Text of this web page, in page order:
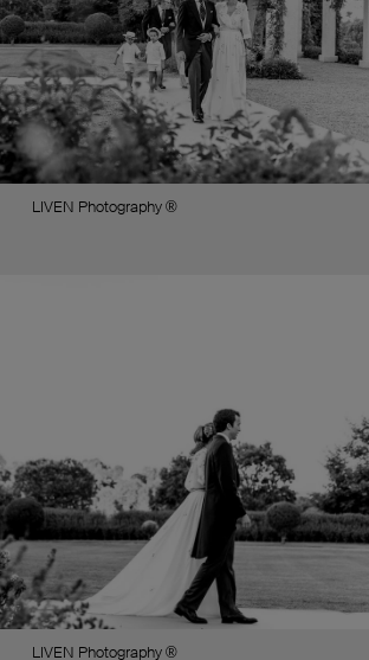
LIVEN Photography ®
LIVEN Photography ®